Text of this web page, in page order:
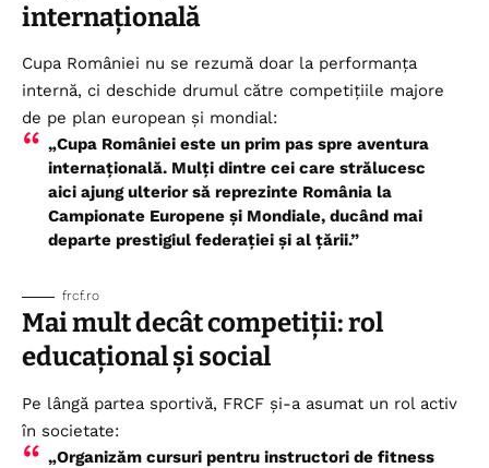
internațională
Cupa României nu se rezumă doar la performanța
internă, ci deschide drumul către competițiile majore
de pe plan european și mondial:
„Cupa României este un prim pas spre aventura
internațională. Mulți dintre cei care strălucesc
aici ajung ulterior să reprezinte România la
Campionate Europene și Mondiale, ducând mai
departe prestigiul federației și al țării.”
frcf.ro
Mai mult decât competiții: rol
educațional și social
Pe lângă partea sportivă, FRCF și-a asumat un rol activ
în societate:
„Organizăm cursuri pentru instructori de fitness